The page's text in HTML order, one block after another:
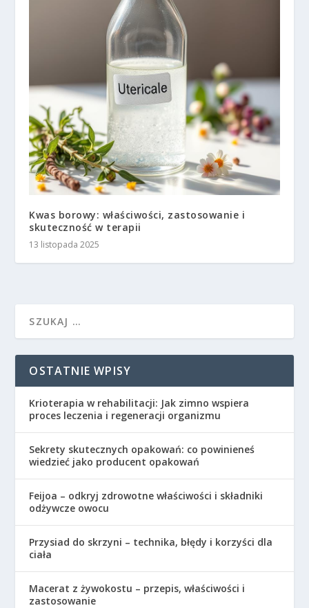
Kwas borowy: właściwości, zastosowanie i
skuteczność w terapii
13 listopada 2025
OSTATNIE WPISY
Krioterapia w rehabilitacji: Jak zimno wspiera
proces leczenia i regeneracji organizmu
Sekrety skutecznych opakowań: co powinieneś
wiedzieć jako producent opakowań
Feijoa – odkryj zdrowotne właściwości i składniki
odżywcze owocu
Przysiad do skrzyni – technika, błędy i korzyści dla
ciała
Macerat z żywokostu – przepis, właściwości i
zastosowanie